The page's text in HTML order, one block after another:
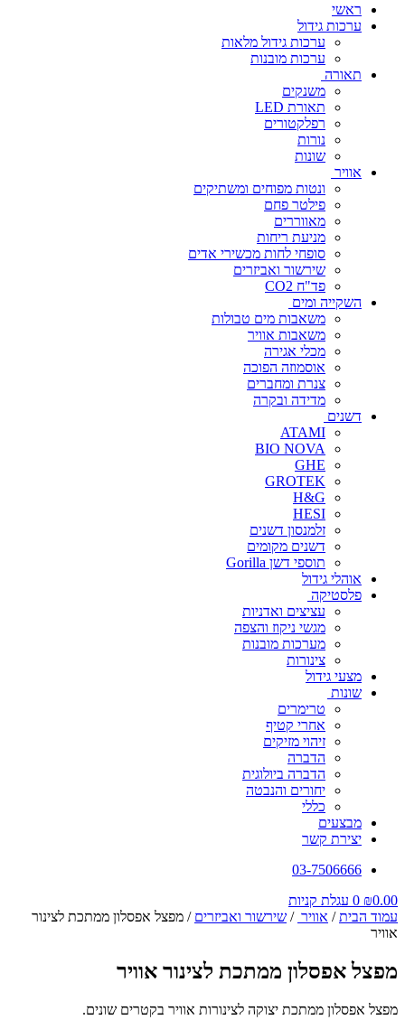
ראשי
ערכות גידול
ערכות גידול מלאות
ערכות מובנות
תאורה
משנקים
תאורת LED
רפלקטורים
נורות
שונות
אוויר
ונטות מפוחים ומשתיקים
פילטר פחם
מאווררים
מניעת ריחות
סופחי לחות מכשירי אדים
שירשור ואביזרים
פד"ח CO2
השקייה ומים
משאבות מים טבולות
משאבות אוויר
מכלי אגירה
אוסמוזה הפוכה
צנרת ומחברים
מדידה ובקרה
דשנים
ATAMI
BIO NOVA
GHE
GROTEK
H&G
HESI
זלמנסון דשנים
דשנים מקומים
תוספי דשן Gorilla
אוהלי גידול
פלסטיקה
עציצים ואדניות
מגשי ניקוז והצפה
מערכות מובנות
צינורות
מצעי גידול
שונות
טרימרים
אחרי קטיף
זיהוי מזיקים
הדברה
הדברה ביולוגית
יחורים והנבטה
כללי
מבצעים
יצירת קשר
03-7506666
₪0.00
0 עגלת קניות
עמוד הבית/ אוויר / שירשור ואביזרים / מפצל אפסלון ממתכת לצינור
אוויר
מפצל אפסלון ממתכת לצינור אוויר
מפצל אפסלון ממתכת יצוקה לצינורות אוויר בקטרים שונים.